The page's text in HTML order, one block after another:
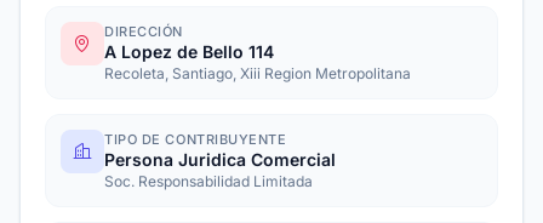
DIRECCIÓN
A Lopez de Bello 114
Recoleta, Santiago, Xiii Region Metropolitana
TIPO DE CONTRIBUYENTE
Persona Juridica Comercial
Soc. Responsabilidad Limitada